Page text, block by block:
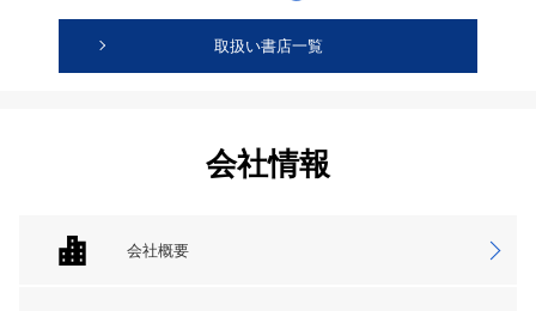
取扱い書店一覧
会社情報
会社概要